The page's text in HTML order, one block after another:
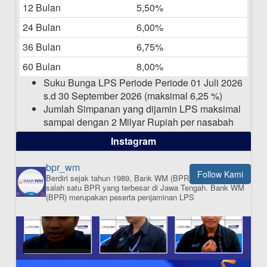
Daftar Pemenang Undian TAMASHA
Bulan April 2025
15-04-2025
Pengumuman Nama Baru Perusahaan
12 Bulan
5,50%
24 Bulan
6,00%
36 Bulan
6,75%
60 Bulan
8,00%
Suku Bunga LPS Periode Periode 01 Juli 2026
s.d 30 September 2026 (maksimal 6,25 %)
Jumlah Simpanan yang dijamin LPS maksimal
sampai dengan 2 Milyar Rupiah per nasabah
dalam satu bank
ISI APLIKASI SEKARANG
Instagram
Follow Kami
bpr_wm
Berdiri sejak tahun 1989, Bank WM (BPR) merupakan
salah satu BPR yang terbesar di Jawa Tengah.Bank WM
(BPR) merupakan peserta penjaminan LPS